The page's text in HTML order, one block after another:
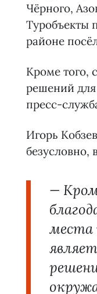
Чёрного,
Туробъекты
районе
Кроме того,
решений
пресс-
Игорь
безусловно,
—
места